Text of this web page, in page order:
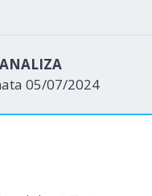
05/07/2024